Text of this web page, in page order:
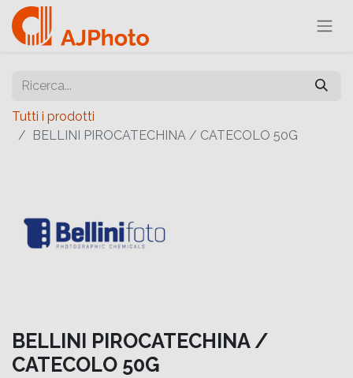
Tutti i prodotti
BELLINI PIROCATECHINA / CATECOLO 50G
BELLINI PIROCATECHINA /
CATECOLO 50G